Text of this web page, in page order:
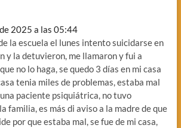
2025 a las 05:44
la escuela el lunes intento suicidarse en
y la detuvieron, me llamaron y fui a
no lo haga, se quedo 3 días en mi casa
tenia miles de problemas, estaba mal
paciente psiquiátrica, no tuvo
familia, es más di aviso a la madre de que
por que estaba mal, se fue de mi casa,